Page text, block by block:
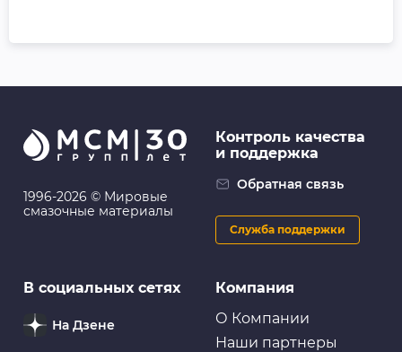
1996-2026 © Мировые
смазочные материалы
Компания
О Компании
Наши партнеры
Контроль качества
и поддержка
Обратная связь
Служба поддержки
В социальных сетях
На Дзене